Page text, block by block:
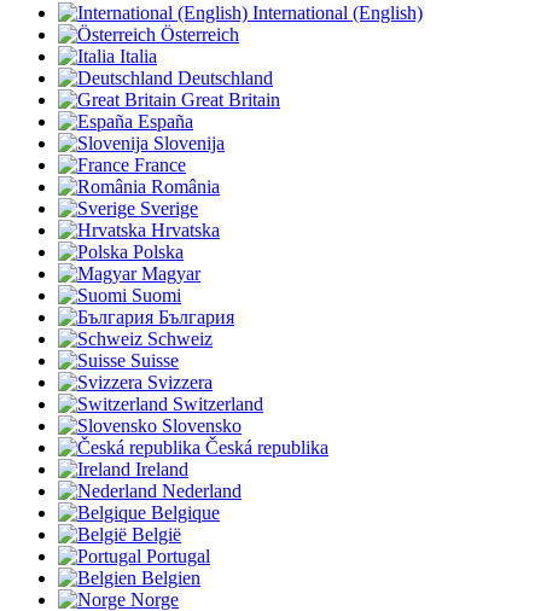
International (English)
Österreich
Italia
Deutschland
Great Britain
España
Slovenija
France
România
Sverige
Hrvatska
Polska
Magyar
Suomi
България
Schweiz
Suisse
Svizzera
Switzerland
Slovensko
Česká republika
Ireland
Nederland
Belgique
België
Portugal
Belgien
Norge